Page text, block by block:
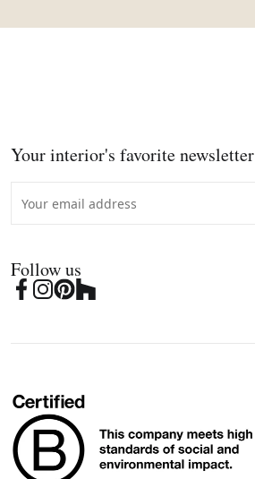
Your interior's favorite newsletter
Follow us